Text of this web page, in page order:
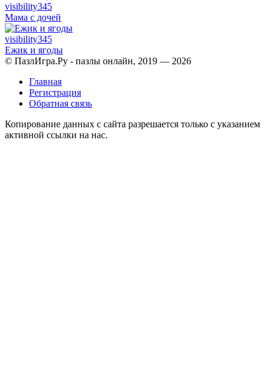
visibility345
Мама с дочей
visibility345
Ежик и ягоды
© ПазлИгра.Ру - пазлы онлайн, 2019 — 2026
Главная
Регистрация
Обратная связь
Копирование данных с сайта разрешается только с указанием
активной ссылки на нас.